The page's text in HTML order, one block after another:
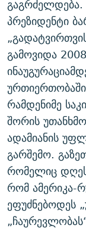
ᲨᲘᲜ - ᲣᲪᲮᲝᲔᲗᲨᲘ
ᲚᲘᲢᲔᲠᲐᲢᲣᲠᲣᲚᲘ
ᲐᲛᲔᲠᲘᲙᲣᲚᲘ
ᲘᲛᲞᲔᲠᲘᲐ ᲓᲐ
11 ᲬᲔᲚᲘ - 11
ᲡᲐᲞᲐᲠᲚᲐᲛᲔᲜᲢᲝ
ᲑᲐᲕᲨᲕᲔᲑᲘ
5 ᲐᲛᲑᲐᲕᲘ - 20
ᲐᲒᲕᲘᲡᲢᲝᲡ ᲝᲛᲘ
ПРИВЕТ
რთე/რთ-ის
გაგრძელდება.
პრეზიდენტი
გამოვიდა
რამდენიმე
შორის
ადამიანის
გარშემო.
რომელიც
რომ ამერიკა-
ეფუძნებოდეს